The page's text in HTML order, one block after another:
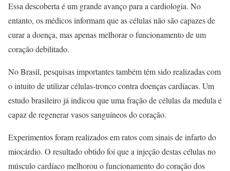
Essa descoberta é um grande avanço para a cardiologia. No
entanto, os médicos informam que as células não são capazes de
curar a doença, mas apenas melhorar o funcionamento de um
coração debilitado.
No Brasil, pesquisas importantes também têm sido realizadas com
o intuito de utilizar células-tronco contra doenças cardíacas. Um
estudo brasileiro já indicou que uma fração de células da medula é
capaz de regenerar vasos sanguíneos do coração.
Experimentos foram realizados em ratos com sinais de infarto do
miocárdio. O resultado obtido foi que a injeção destas células no
músculo cardíaco melhorou o funcionamento do coração dos